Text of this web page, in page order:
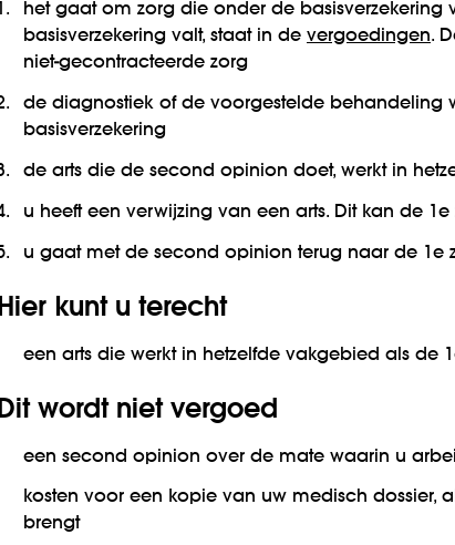
het gaat om zorg die onder de basisverzekering
basisverzekering valt, staat in de vergoedingen.
niet-gecontracteerde zorg
de diagnostiek of de voorgestelde
basisverzekering
de arts die de second opinion doet, werkt in
u heeft een verwijzing van een arts. Dit kan de
u gaat met de second opinion terug naar de 1e
Hier kunt u terecht
een arts die werkt in hetzelfde vakgebied als de
Dit wordt niet vergoed
een second opinion over de mate waarin u
kosten voor een kopie van uw medisch dossier,
brengt